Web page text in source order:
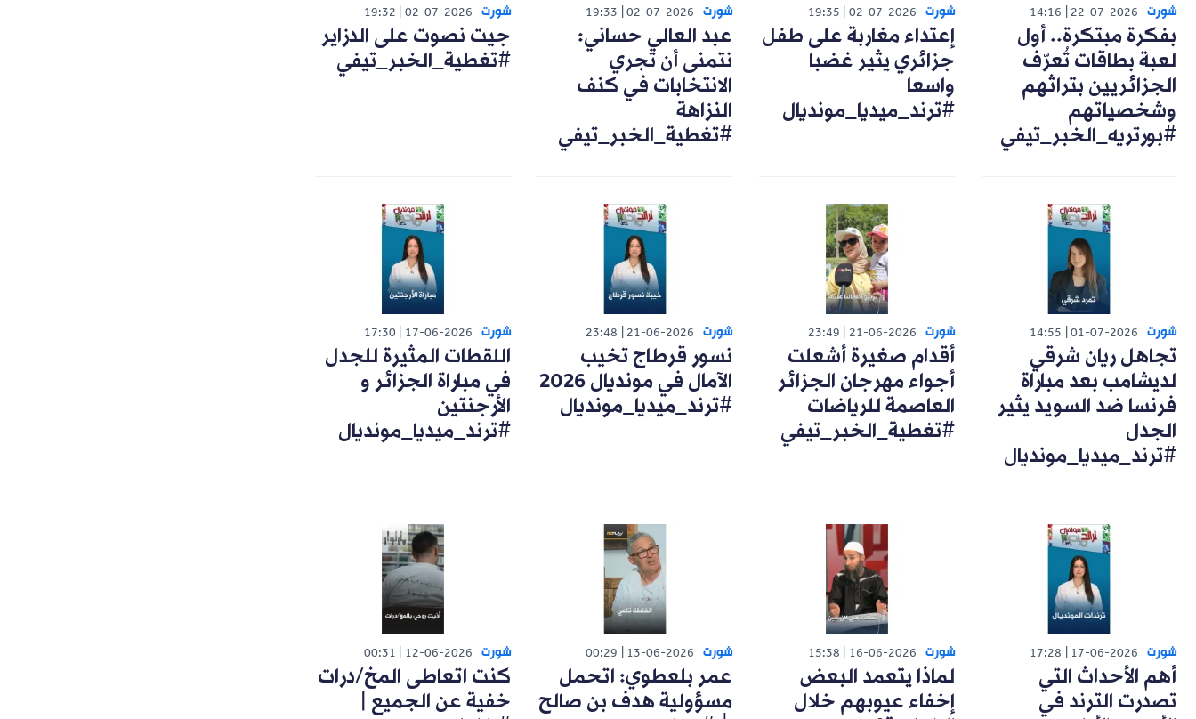
شورت 22-07-2026
14:16
بفكرة مبتكرة.. أول
لعبة بطاقات تُعرّف
الجزائريين بتراثهم
وشخصياتهم
#بورتريه_الخبر_تيفي
شورت 02-07-2026
19:35
إعتداء مغاربة على طفل
جزائري يثير غضبا
واسعا
#ترند_ميديا_مونديال
شورت 02-07-2026
19:33
عبد العالي حساني:
نتمنى أن تجري
الانتخابات في كنف
النزاهة
#تغطية_الخبر_تيفي
شورت 02-07-2026
19:32
جيت نصوت على الدزاير
#تغطية_الخبر_تيفي
شورت 01-07-2026
14:55
تجاهل ريان شرقي
لديشامب بعد مباراة
فرنسا ضد السويد يثير
الجدل
#ترند_ميديا_مونديال
شورت 21-06-2026
23:49
أقدام صغيرة أشعلت
أجواء مهرجان الجزائر
العاصمة للرياضات
#تغطية_الخبر_تيفي
شورت 21-06-2026
23:48
نسور قرطاج تخيب
الآمال في مونديال 2026
#ترند_ميديا_مونديال
شورت 17-06-2026
17:30
اللقطات المثيرة للجدل
في مباراة الجزائر و
الأرجنتين
#ترند_ميديا_مونديال
شورت 17-06-2026
17:28
أهم الأحداث التي
تصدرت الترند في
شورت 16-06-2026
15:38
لماذا يتعمد البعض
إخفاء عيوبهم خلال
شورت 13-06-2026
00:29
عمر بلعطوي: اتحمل
مسؤولية هدف بن صالح
شورت 12-06-2026
00:31
كنت اتعاطى المخ/درات
خفية عن الجميع |